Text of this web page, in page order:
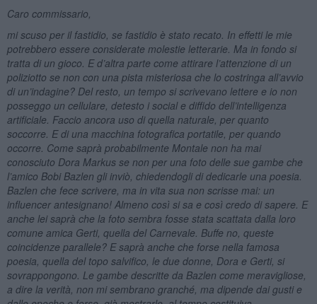
Caro commissario,
mi scuso per il fastidio, se fastidio è stato recato. In effetti le mie
potrebbero essere considerate molestie letterarie. Ma in fondo si
tratta di un gioco. E d’altra parte come attirare l’attenzione di un
poliziotto se non con una pista misteriosa che lo costringa all’avvio
di un’indagine? Del resto, un tempo si scrivevano lettere e io non
posseggo un cellulare, detesto i social e diffido dell’intelligenza
artificiale. Faccio ancora uso di quella naturale, per quanto
soccorre. E di una macchina fotografica portatile, per quando
occorre. Come saprà probabilmente Montale non ha mai
conosciuto Dora Markus se non per una foto delle sue gambe che
l’amico Bobi Bazlen gli inviò, chiedendogli di dedicarle una poesia.
Bazlen che fece scrivere, ma in vita sua non scrisse mai: un
influencer antesignano! Almeno così si sa e così credo di sapere. E
anche lei saprà che la foto sembra fosse stata scattata dalla loro
comune amica Gerti, quella del Carnevale. Buffe no, queste
coincidenze parallele? E saprà anche che forse nella famosa
poesia, quella del topo salvifico, le due donne, Dora e Gerti, si
sovrappongono. Le gambe descritte da Bazlen come meravigliose,
a dire la verità, non mi sembrano granché, ma dipende dai gusti e